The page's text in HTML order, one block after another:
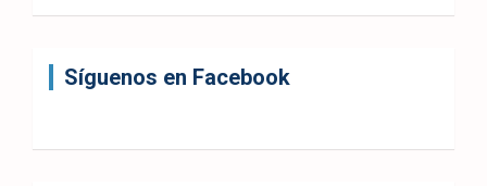
Síguenos en Facebook